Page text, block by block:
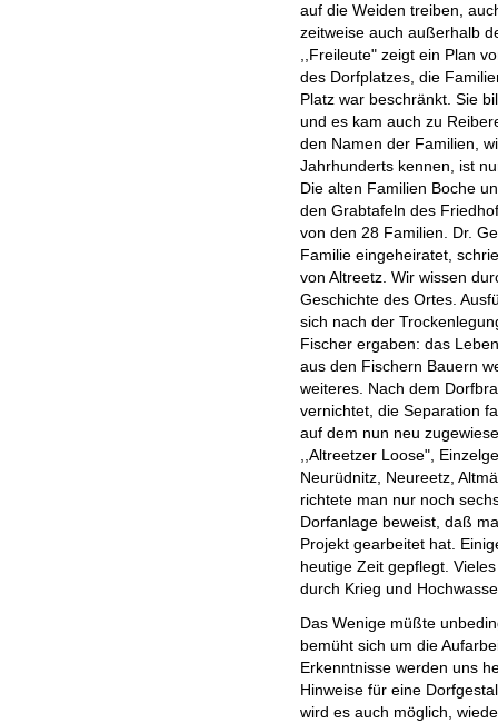
auf die Weiden treiben,
zeitweise auch außerhalb
,,Freileute" zeigt ein Plan
des Dorfplatzes, die
Platz war beschränkt. Sie
und es kam auch zu
den Namen der Familien,
Jahrhunderts kennen, ist
Die alten Familien Boche
den Grabtafeln des
von den 28 Familien. Dr.
Familie eingeheiratet,
von Altreetz. Wir wissen
Geschichte des Ortes.
sich nach der
Fischer ergaben: das
aus den Fischern Bauern
weiteres. Nach dem
vernichtet, die Separation
auf dem nun neu
,,Altreetzer Loose",
Neurüdnitz, Neureetz,
richtete man nur noch
Dorfanlage beweist, daß
Projekt gearbeitet hat.
heutige Zeit gepflegt.
durch Krieg und
Das Wenige müßte
bemüht sich um die
Erkenntnisse werden uns
Hinweise für eine
wird es auch möglich,